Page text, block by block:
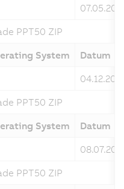
PPT50 ZIP
System
Datum
PPT50 ZIP
System
Datum
PPT50 ZIP